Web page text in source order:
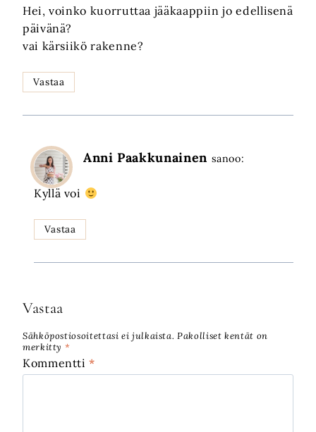
Hei, voinko kuorruttaa jääkaappiin jo edellisenä
päivänä?
vai kärsiikö rakenne?
Vastaa
Anni Paakkunainen sanoo:
Kyllä voi
Vastaa
Vastaa
Sähköpostiosoitettasi ei julkaista. Pakolliset kentät on
merkitty *
Kommentti*